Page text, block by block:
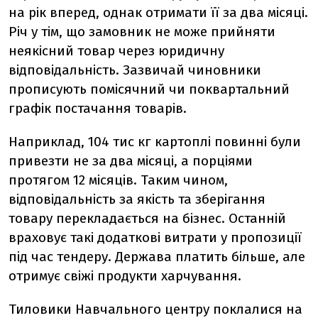
на рік вперед, однак отримати її за два місяці.
Річ у тім, що замовник не може прийняти
неякісний товар через юридичну
відповідальність. Зазвичай чиновники
прописують помісячний чи поквартальний
графік постачання товарів.
Наприклад, 104 тис кг картоплі повинні були
привезти не за два місяці, а порціями
протягом 12 місяців. Таким чином,
відповідальність за якість та зберігання
товару перекладається на бізнес. Останній
враховує такі додаткові витрати у пропозиції
під час тендеру. Держава платить більше, але
отримує свіжі продукти харчування.
Тиловики Навчального центру поклалися на